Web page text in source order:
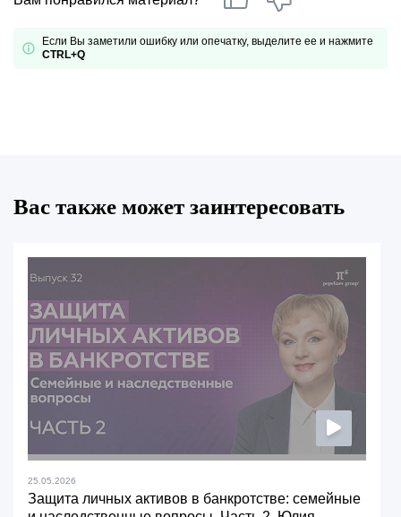
Если Вы заметили ошибку или опечатку, выделите ее и нажмите
CTRL+Q
Вас также может заинтересовать
25.05.2026
Защита личных активов в банкротстве: семейные